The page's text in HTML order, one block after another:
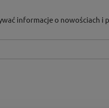
informacje o nowościach i